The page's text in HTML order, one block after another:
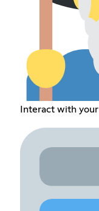
Interact with